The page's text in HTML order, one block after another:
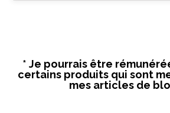
* Je pourrais être
certains produits qui sont
mes articles de